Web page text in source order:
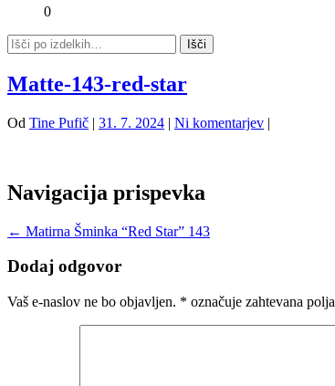
0
Matte-143-red-star
Od Tine Pufič | 31. 7. 2024 | Ni komentarjev |
Navigacija prispevka
← Matirna Šminka “Red Star” 143
Dodaj odgovor
Vaš e-naslov ne bo objavljen. * označuje zahtevana polja